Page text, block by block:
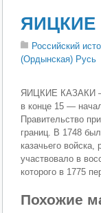
ЯИЦКИЕ
Российский
(Ордынская) Русь
ЯИЦКИЕ КАЗАКИ —
в конце 15 —
Правительство
границ. В 1748
казачьего
участвовало в
которого в 1775
Похожие